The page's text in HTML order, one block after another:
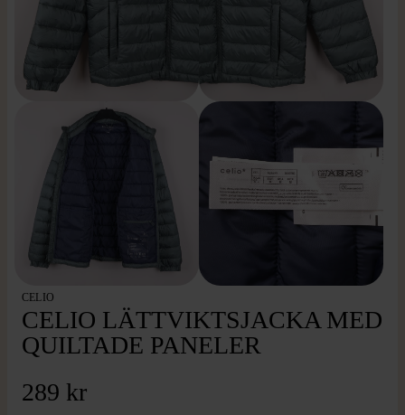
CELIO
CELIO LÄTTVIKTSJACKA MED
QUILTADE PANELER
289 kr